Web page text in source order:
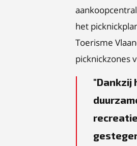
het
Toerisme
picknickzones
Dankzij